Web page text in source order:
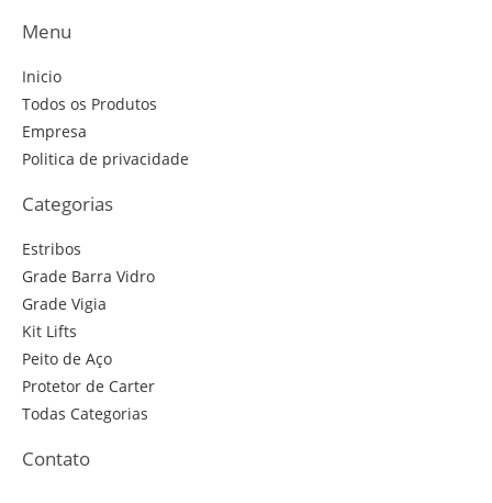
Menu
Inicio
Todos os Produtos
Empresa
Politica de privacidade
Categorias
Estribos
Grade Barra Vidro
Grade Vigia
Kit Lifts
Peito de Aço
Protetor de Carter
Todas Categorias
Contato